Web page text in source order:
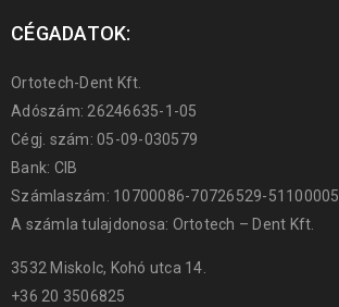
CÉGADATOK:
Ortotech-Dent Kft.
Adószám: 26246635-1-05
Cégj. szám: 05-09-030579
Bank: CIB
Számlaszám: 10700086-70726529-51100005
A számla tulajdonosa: Ortotech – Dent Kft.
3532 Miskolc, Kohó utca 14.
+36 20 3506825